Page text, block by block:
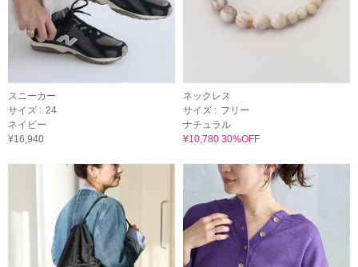
スニーカー
サイズ : 24
ネイビー
¥16,940
ネックレス
サイズ : フリー
ナチュラル
¥10,780 30%OFF